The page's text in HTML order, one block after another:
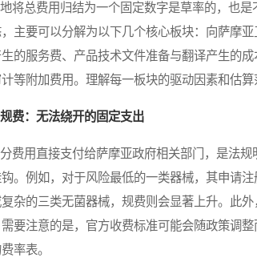
总费用归结为一个固定数字是草率的，也是
主要可以分解为以下几个核心板块：向萨摩
的服务费、产品技术文件准备与翻译产生的
等附加费用。理解每一板块的驱动因素和估
费：无法绕开的固定支出
用直接支付给萨摩亚政府相关部门，是法规
。例如，对于风险最低的一类器械，其申请
杂的三类无菌器械，规费则会显著上升。此
需要注意的是，官方收费标准可能会随政策调
率表。